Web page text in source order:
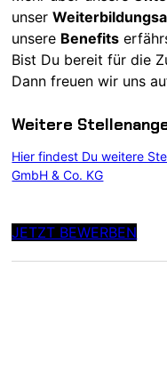
unser
unsere Benefits
Bist Du bereit für die
Dann freuen wir uns
Weitere
Hier findest Du weitere
GmbH & Co. KG
JETZT BEWERBEN